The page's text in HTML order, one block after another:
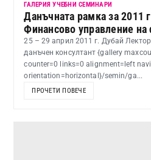
ГАЛЕРИЯ УЧЕБНИ СЕМИНАРИ
Данъчната рамка за 2011
Финансово управление на
25 – 29 април 2011 г. Дубай
данъчен консултант {gallery
counter=0 links=0 alignment=left
orientation=horizontal}/semin/ga...
ПРОЧЕТИ ПОВЕЧЕ